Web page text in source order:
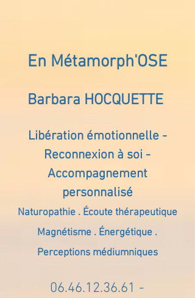
En Métamorph'OSE
Barbara HOCQUETTE
Libération émotionnelle -
Reconnexion à soi -
Accompagnement
personnalisé
Naturopathie . Écoute thérapeutique
Magnétisme . Énergétique .
Perceptions médiumniques
06.46.12.36.61 -